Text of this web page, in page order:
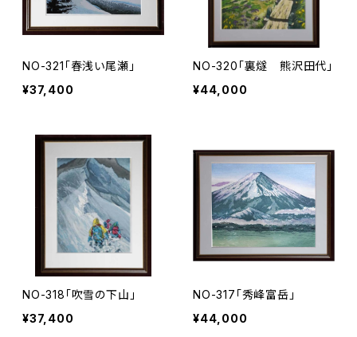
NO-321「春浅い尾瀬」
¥37,400
NO-320「裏燧 熊沢田代」
¥44,000
NO-318「吹雪の下山」
¥37,400
NO-317「秀峰富岳」
¥44,000